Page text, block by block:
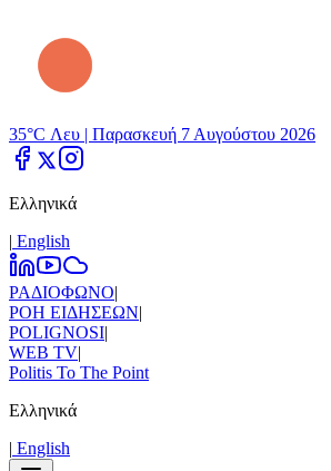
35°C Λευ | Παρασκευή 7 Αυγούστου 2026
Ελληνικά
| Εnglish
ΡΑΔΙΟΦΩΝΟ|
ΡΟΗ ΕΙΔΗΣΕΩΝ|
POLIGNOSI|
WEB TV|
Politis To The Point
Ελληνικά
| Εnglish